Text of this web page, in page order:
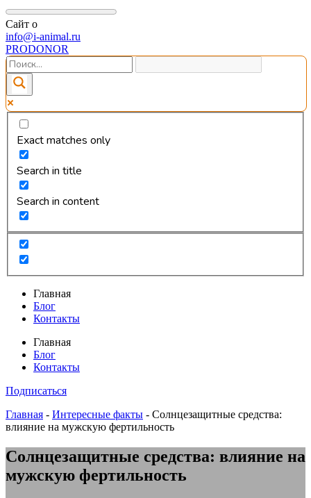
Сайт о
info@i-animal.ru
PRODONOR
Exact matches only
Search in title
Search in content
Главная
Блог
Контакты
Главная
Блог
Контакты
Подписаться
Главная - Интересные факты - Солнцезащитные средства:
влияние на мужскую фертильность
Солнцезащитные средства: влияние на
мужскую фертильность